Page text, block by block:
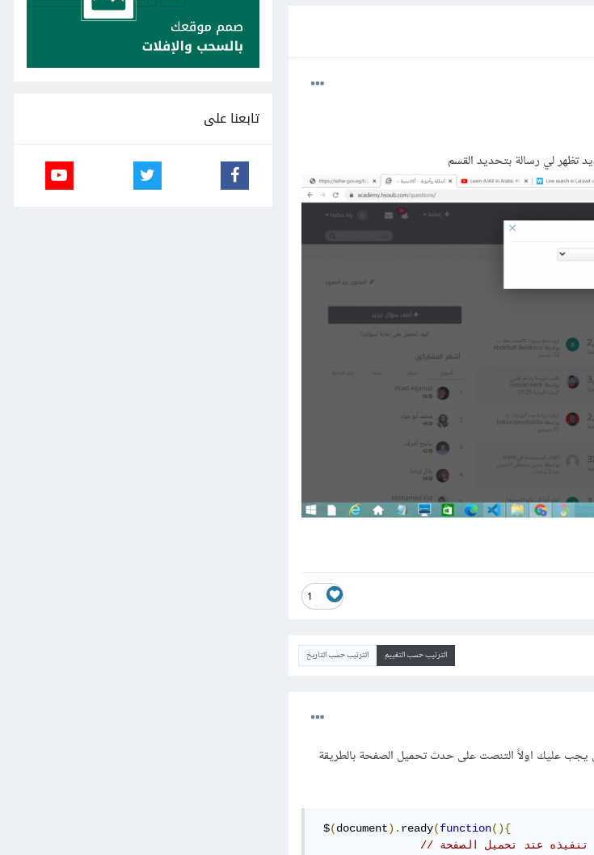
تظهر لي رسالة بتحديد القسم
1
الترتيب حسب التقييم الترتيب حسب التاريخ
عليك اولاً التنصت على حدث تحميل الصفحة بالطريقة
$(document). ready(function(){
تنفيذه عتد تحميل الصفحة
تابعنا على